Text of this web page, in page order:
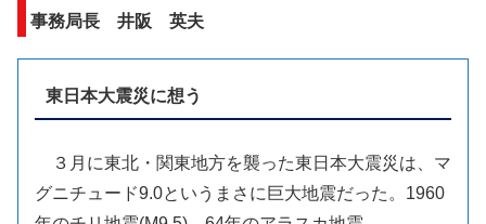
事務局長 井阪 英夫
東日本大震災に想う
３月に東北・関東地方を襲った東日本大震災は、マ
グニチュード9.0というまさに巨大地震だった。1960